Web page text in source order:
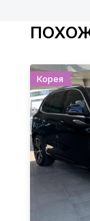
Корея